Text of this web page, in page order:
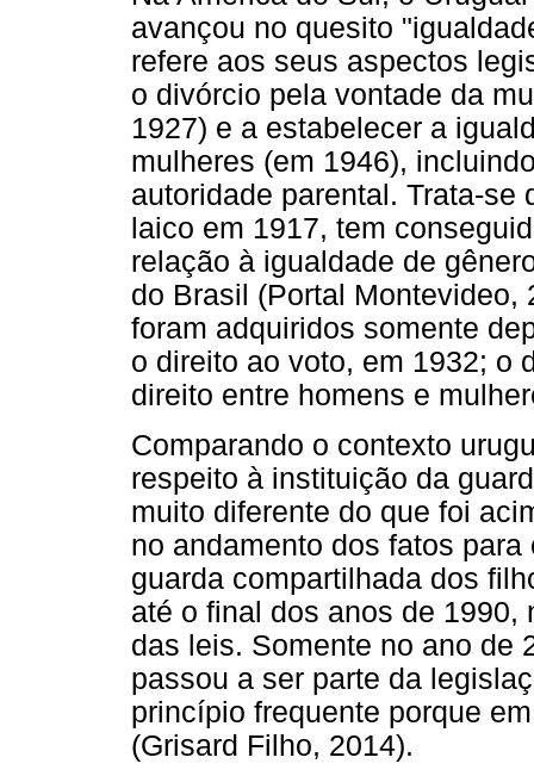
avançou no quesito
refere aos seus aspectos
o divórcio pela vontade da
1927) e a estabelecer a
mulheres (em 1946),
autoridade parental. Trata-
laico em 1917, tem
relação à igualdade de
do Brasil (Portal
foram adquiridos somente
o direito ao voto, em 1932; o
direito entre homens e
Comparando o contexto
respeito à instituição da
muito diferente do que foi
no andamento dos fatos
guarda compartilhada dos
até o final dos anos de
das leis. Somente no ano de
passou a ser parte da
princípio frequente porque
(Grisard Filho, 2014).